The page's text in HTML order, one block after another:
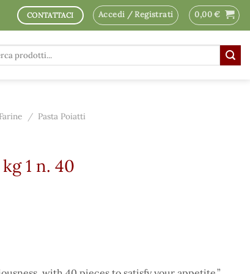
CONTATTACI Accedi / Registrati 0,00€
/ Pasta Poiatti
1 n. 40